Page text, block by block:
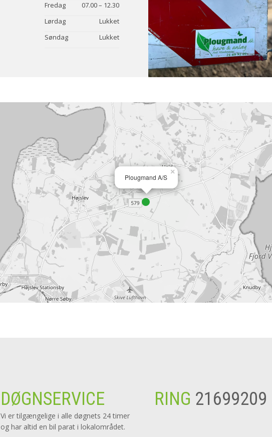
Fredag
07.00 – 12.30
Lørdag
Lukket
Søndag
Lukket
Plougmand A/S
×
DØGNSERVICE
Vi er tilgængelige i alle døgnets 24 timer
og har altid en bil parat i lokalområdet.
RING 21699209